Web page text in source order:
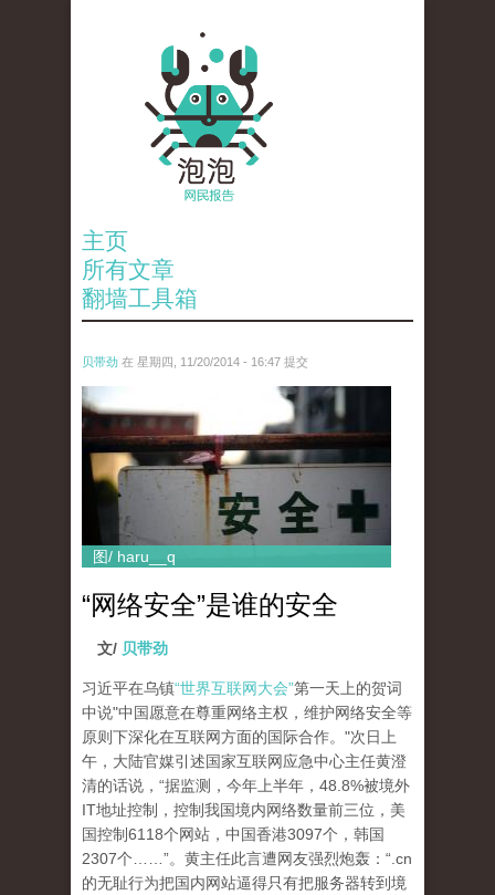
主页
所有文章
翻墙工具箱
贝带劲 在 星期四, 11/20/2014 - 16:47 提交
15719283591_2a4f9ea386_z.jpg
图/ haru__q
“网络安全”是谁的安全
文/ 贝带劲
习近平在乌镇“世界互联网大会”第一天上的贺词
中说"中国愿意在尊重网络主权，维护网络安全等
原则下深化在互联网方面的国际合作。"次日上
午，大陆官媒引述国家互联网应急中心主任黄澄
清的话说，“据监测，今年上半年，48.8%被境外
IT地址控制，控制我国境内网络数量前三位，美
国控制6118个网站，中国香港3097个，韩国
2307个……”。黄主任此言遭网友强烈炮轰：“.cn
的无耻行为把国内网站逼得只有把服务器转到境